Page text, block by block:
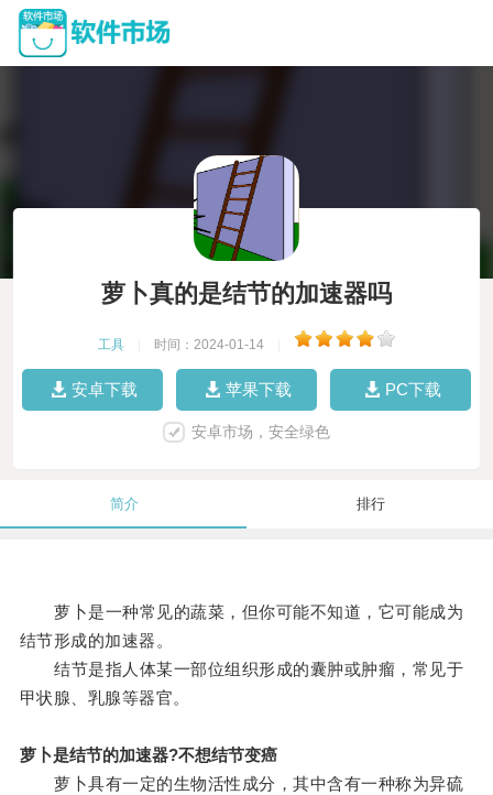
萝卜真的是结节的加速器吗
工具 时间：2024-01-14
安卓下载 苹果下载 PC下载
安卓市场，安全绿色
简介 排行
萝卜是一种常见的蔬菜，但你可能不知道，它可能成为
结节形成的加速器。
结节是指人体某一部位组织形成的囊肿或肿瘤，常见于
甲状腺、乳腺等器官。
萝卜是结节的加速器?不想结节变癌
萝卜具有一定的生物活性成分，其中含有一种称为异硫